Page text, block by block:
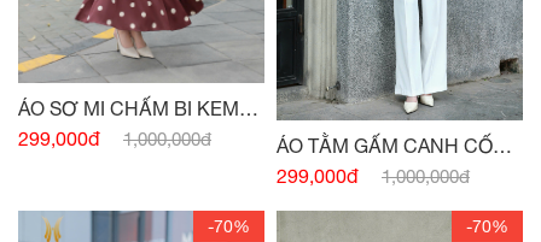
ÁO SƠ MI CHẤM BI KEM
ĐỎ CHUN VAI
299,000đ 1,000,000đ
ÁO TẰM GẤM CANH CỐM
TÚI NGỰC
299,000đ 1,000,000đ
-70% -70%